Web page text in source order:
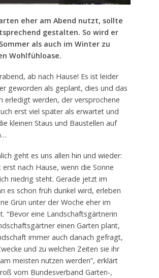
eher am Abend nutzt, sollte
gestalten. So wird er
als auch im Winter zu
Wohlfühloase.
ab nach Hause! Es ist leider
geworden als geplant, dies und das
erledigt werden, der versprochene
erst viel später als erwartet und
kleinen Staus und Baustellen auf
geht es uns allen hin und wieder:
nach Hause, wenn die Sonne
niedrig steht. Gerade jetzt im
es schon früh dunkel wird, erleben
Grün unter der Woche eher im
“Bevor eine Landschaftsgärtnerin
einen Garten plant,
immer auch danach gefragt,
und zu welchen Zeiten sie ihr
meisten nutzen werden”, erklärt
vom Bundesverband Garten-,